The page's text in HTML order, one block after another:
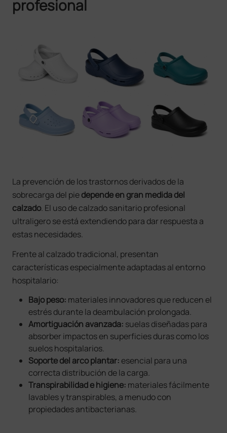
profesional
La prevención de los trastornos derivados de la
sobrecarga del piedepende en gran medida del
calzado. El uso de calzado sanitario profesional
ultraligero se está extendiendo para dar respuesta a
estas necesidades.
Frente al calzado tradicional, presentan
características especialmente adaptadas al entorno
hospitalario:
Bajo peso: materiales innovadores que reducen el
estrés durante la deambulación prolongada.
Amortiguación avanzada: suelas diseñadas para
absorber impactos en superficies duras como los
suelos hospitalarios.
Soporte del arco plantar: esencial para una
correcta distribución de la carga.
Transpirabilidad e higiene: materiales fácilmente
lavables y transpirables, a menudo con
propiedades antibacterianas.